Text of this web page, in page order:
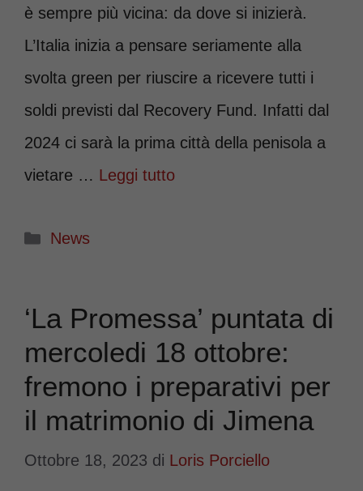
è sempre più vicina: da dove si inizierà.
L’Italia inizia a pensare seriamente alla
svolta green per riuscire a ricevere tutti i
soldi previsti dal Recovery Fund. Infatti dal
2024 ci sarà la prima città della penisola a
vietare … Leggi tutto
Categorie
News
‘La Promessa’ puntata di
mercoledi 18 ottobre:
fremono i preparativi per
il matrimonio di Jimena
Ottobre 18, 2023 di Loris Porciello